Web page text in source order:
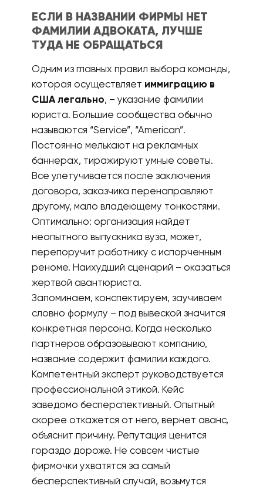
ЕСЛИ В НАЗВАНИИ ФИРМЫ НЕТ
ФАМИЛИИ АДВОКАТА, ЛУЧШЕ
ТУДА НЕ ОБРАЩАТЬСЯ
Одним из главных правил выбора команды,
которая осуществляет иммиграцию в
США легально, – указание фамилии
юриста. Большие сообщества обычно
называются “Service”, “American”.
Постоянно мелькают на рекламных
баннерах, тиражируют умные советы.
Все улетучивается после заключения
договора, заказчика перенаправляют
другому, мало владеющему тонкостями.
Оптимально: организация найдет
неопытного выпускника вуза, может,
перепоручит работнику с испорченным
реноме. Наихудший сценарий – оказаться
жертвой авантюриста.
Запоминаем, конспектируем, заучиваем
словно формулу – под вывеской значится
конкретная персона. Когда несколько
партнеров образовывают компанию,
название содержит фамилии каждого.
Компетентный эксперт руководствуется
профессиональной этикой. Кейс
заведомо бесперспективный. Опытный
скорее откажется от него, вернет аванс,
объяснит причину. Репутация ценится
гораздо дороже. Не совсем чистые
фирмочки ухватятся за самый
бесперспективный случай, возьмутся